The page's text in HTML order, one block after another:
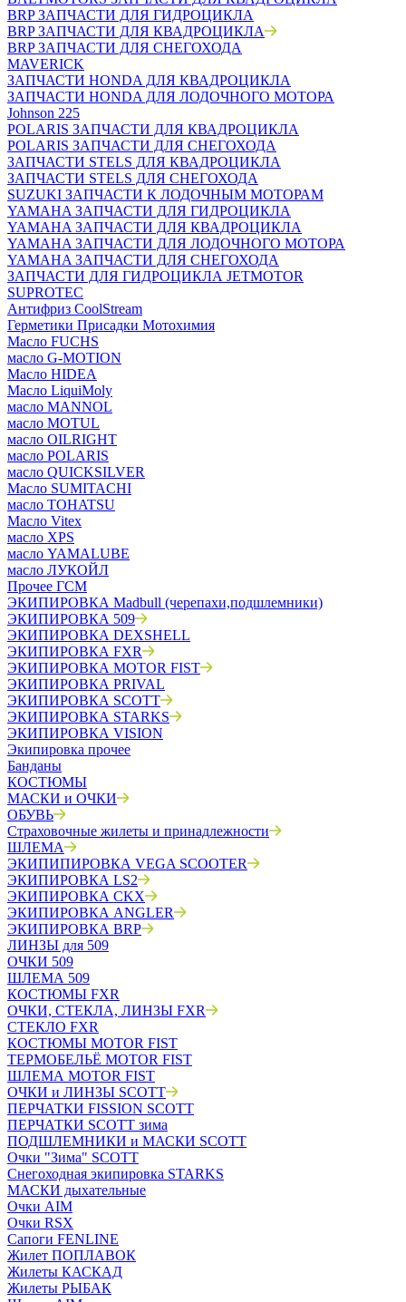
BRP ЗАПЧАСТИ ДЛЯ ГИДРОЦИКЛА
BRP ЗАПЧАСТИ ДЛЯ КВАДРОЦИКЛА
BRP ЗАПЧАСТИ ДЛЯ СНЕГОХОДА
MAVERICK
ЗАПЧАСТИ HONDA ДЛЯ КВАДРОЦИКЛА
ЗАПЧАСТИ HONDA ДЛЯ ЛОДОЧНОГО МОТОРА
Johnson 225
POLARIS ЗАПЧАСТИ ДЛЯ КВАДРОЦИКЛА
POLARIS ЗАПЧАСТИ ДЛЯ СНЕГОХОДА
ЗАПЧАСТИ STELS ДЛЯ КВАДРОЦИКЛА
ЗАПЧАСТИ STELS ДЛЯ СНЕГОХОДА
SUZUKI ЗАПЧАСТИ К ЛОДОЧНЫМ МОТОРАМ
YAMAHA ЗАПЧАСТИ ДЛЯ ГИДРОЦИКЛА
YAMAHA ЗАПЧАСТИ ДЛЯ КВАДРОЦИКЛА
YAMAHA ЗАПЧАСТИ ДЛЯ ЛОДОЧНОГО МОТОРА
YAMAHA ЗАПЧАСТИ ДЛЯ СНЕГОХОДА
ЗАПЧАСТИ ДЛЯ ГИДРОЦИКЛА JETMOTOR
SUPROTEC
Антифриз CoolStream
Герметики Присадки Мотохимия
Масло FUCHS
масло G-MOTION
Масло HIDEA
Масло LiquiMoly
масло MANNOL
масло MOTUL
масло OILRIGHT
масло POLARIS
масло QUICKSILVER
Масло SUMITACHI
масло TOHATSU
Масло Vitex
масло XPS
масло YAMALUBE
масло ЛУКОЙЛ
Прочее ГСМ
ЭКИПИРОВКА Madbull (черепахи,подшлемники)
ЭКИПИРОВКА 509
ЭКИПИРОВКА DEXSHELL
ЭКИПИРОВКА FXR
ЭКИПИРОВКА MOTOR FIST
ЭКИПИРОВКА PRIVAL
ЭКИПИРОВКА SCOTT
ЭКИПИРОВКА STARKS
ЭКИПИРОВКА VISION
Экипировка прочее
Банданы
КОСТЮМЫ
МАСКИ и ОЧКИ
ОБУВЬ
Страховочные жилеты и принадлежности
ШЛЕМА
ЭКИПИПИРОВКА VEGA SCOOTER
ЭКИПИРОВКА LS2
ЭКИПИРОВКА CKX
ЭКИПИРОВКА ANGLER
ЭКИПИРОВКА BRP
ЛИНЗЫ для 509
ОЧКИ 509
ШЛЕМА 509
КОСТЮМЫ FXR
ОЧКИ, СТЕКЛА, ЛИНЗЫ FXR
СТЕКЛО FXR
КОСТЮМЫ MOTOR FIST
ТЕРМОБЕЛЬЁ MOTOR FIST
ШЛЕМА MOTOR FIST
ОЧКИ и ЛИНЗЫ SCOTT
ПЕРЧАТКИ FISSION SCOTT
ПЕРЧАТКИ SCOTT зима
ПОДШЛЕМНИКИ и МАСКИ SCOTT
Очки "Зима" SCOTT
Снегоходная экипировка STARKS
МАСКИ дыхательные
Очки AIM
Очки RSX
Сапоги FENLINE
Жилет ПОПЛАВОК
Жилеты КАСКАД
Жилеты РЫБАК